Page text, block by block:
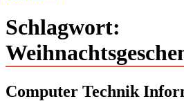
Schlagwort:
Computer Technik